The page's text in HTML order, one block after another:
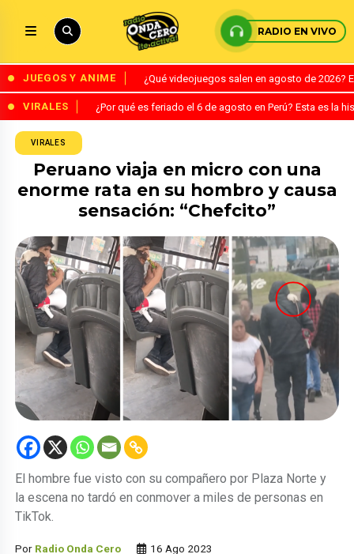
RADIO EN VIVO
JUEGOS Y ANIME ¿Qué videojuegos salen en agosto de
VIRALES ¿Por qué es feriado el 6 de agosto en Perú? Esta es la
VIRALES
Peruano viaja en micro con una
enorme rata en su hombro y causa
sensación: “Chefcito”
El hombre fue visto con su compañero por Plaza Norte y
la escena no tardó en conmover a miles de personas en
TikTok.
Por Radio Onda Cero 16 Ago 2023